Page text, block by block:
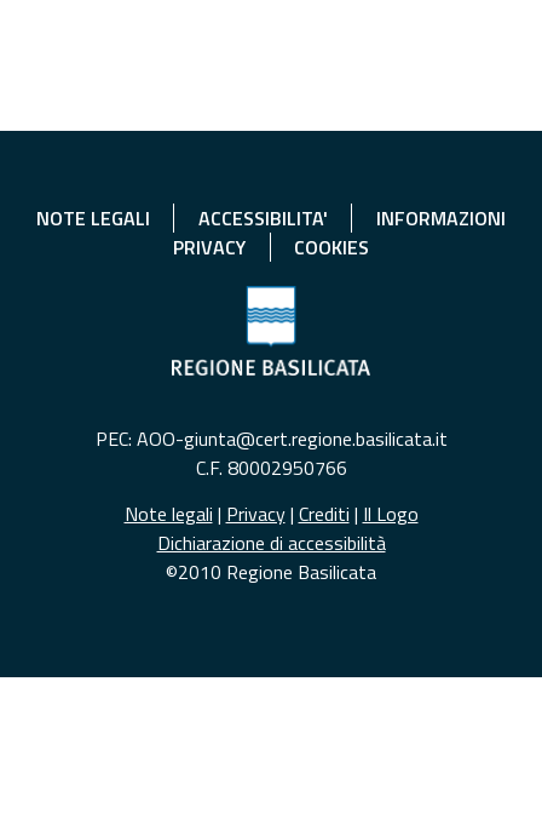
NOTE LEGALI ACCESSIBILITA'
INFORMAZIONI
PRIVACY
COOKIES
PEC: AOO-giunta@cert.regione.basilicata.it
C.F. 80002950766
Note legali | Privacy| Crediti | Il Logo
Dichiarazione di accessibilità
©2010 Regione Basilicata